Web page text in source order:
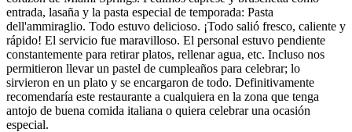
entrada, lasaña y la pasta especial de temporada: Pasta
dell'ammiraglio. Todo estuvo delicioso. ¡Todo salió fresco, caliente y
rápido! El servicio fue maravilloso. El personal estuvo pendiente
constantemente para retirar platos, rellenar agua, etc. Incluso nos
permitieron llevar un pastel de cumpleaños para celebrar; lo
sirvieron en un plato y se encargaron de todo. Definitivamente
recomendaría este restaurante a cualquiera en la zona que tenga
antojo de buena comida italiana o quiera celebrar una ocasión
especial.